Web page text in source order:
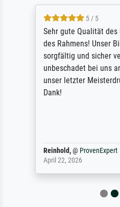
5 / 5
Sehr gute Qualität des
des Rahmens! Unser
sorgfältig und sicher
unbeschadet bei uns
unser letzter
Dank!
Reinhold,@ ProvenExpert
April 22, 2026